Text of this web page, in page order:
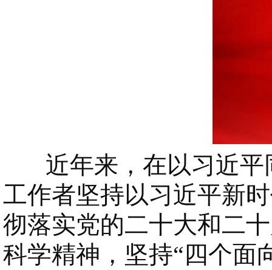
近年来，在以习近平
工作者坚持以习近平新
彻落实党的二十大和二
科学精神，坚持“四个面